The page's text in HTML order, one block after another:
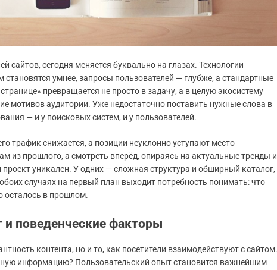
сегодня меняется буквально на глазах. Технологии
умнее, запросы пользователей — глубже, а стандартные
превращается не просто в задачу, а в целую экосистему
мотивов аудитории. Уже недостаточно поставить нужные слова в
— и у поисковых систем, и у пользователей.
трафик снижается, а позиции неуклонно уступают место
из прошлого, а смотреть вперёд, опираясь на актуальные тренды и
уникален. У одних — сложная структура и обширный каталог,
случаях на первый план выходит потребность понимать: что
осталось в прошлом.
и поведенческие факторы
контента, но и то, как посетители взаимодействуют с сайтом.
информацию? Пользовательский опыт становится важнейшим